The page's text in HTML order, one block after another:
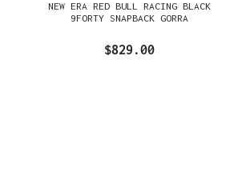
NEW ERA RED BULL RACING BLACK
9FORTY SNAPBACK GORRA
$829.00